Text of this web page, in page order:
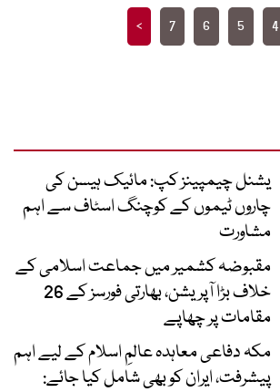
4
5
6
7
>
یشنل چیمپینز کپ: مائیک ہیسن کی
چاروں ٹیموں کے کوچنگ اسٹاف سے اہم
مشاورت
مقبوضہ کشمیر میں جماعت اسلامی کے
خلاف بڑا آپریشن، بھارتی فورسز کے 26
مقامات پر چھاپے
مکہ دفاعی معاہدہ عالمِ اسلام کے لیے اہم
پیشرفت، ایران کو بھی شامل کیا جائے: